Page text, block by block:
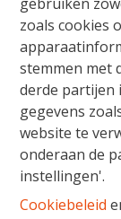
zoals cookies
stemmen met
derde partijen
gegevens
website te
onderaan de
instellingen'.
Cookiebeleid
133 m²
Gratis
Ons
voor de